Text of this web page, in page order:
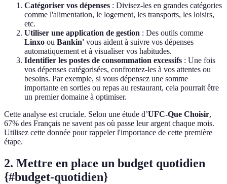
Catégoriser vos dépenses : Divisez-les en grandes catégories
comme l'alimentation, le logement, les transports, les loisirs,
etc.
Utiliser une application de gestion : Des outils comme
Linxo ou Bankin' vous aident à suivre vos dépenses
automatiquement et à visualiser vos habitudes.
Identifier les postes de consommation excessifs : Une fois
vos dépenses catégorisées, confrontez-les à vos attentes ou
besoins. Par exemple, si vous dépensez une somme
importante en sorties ou repas au restaurant, cela pourrait être
un premier domaine à optimiser.
Cette analyse est cruciale. Selon une étude d’UFC-Que Choisir,
67% des Français ne savent pas où passe leur argent chaque mois.
Utilisez cette donnée pour rappeler l'importance de cette première
étape.
2. Mettre en place un budget quotidien
{#budget-quotidien}